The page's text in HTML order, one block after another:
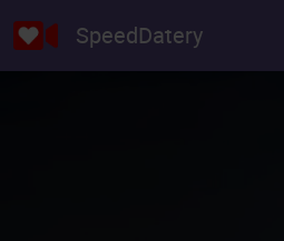
SpeedDatery